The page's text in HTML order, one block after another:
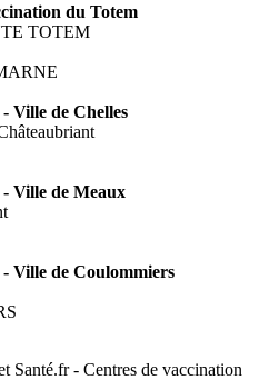
du Totem
TOTEM
Ville de Chelles
Ville de Meaux
Ville de Coulommiers
Santé.fr - Centres de vaccination